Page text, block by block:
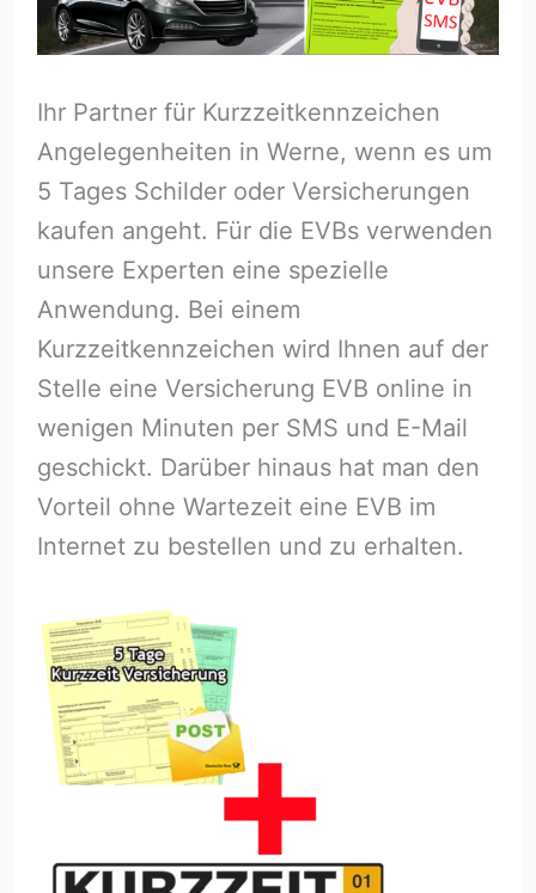
Ihr Partner für Kurzzeitkennzeichen
Angelegenheiten in Werne, wenn es um
5 Tages Schilder oder Versicherungen
kaufen angeht. Für die EVBs verwenden
unsere Experten eine spezielle
Anwendung. Bei einem
Kurzzeitkennzeichen wird Ihnen auf der
Stelle eine Versicherung EVB online in
wenigen Minuten per SMS und E-Mail
geschickt. Darüber hinaus hat man den
Vorteil ohne Wartezeit eine EVB im
Internet zu bestellen und zu erhalten.